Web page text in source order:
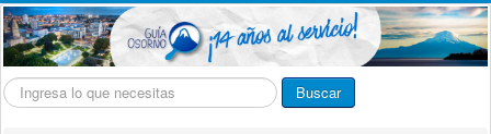
Buscar... Buscar